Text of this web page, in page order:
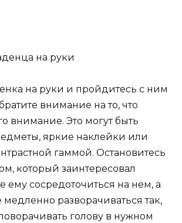
на руки
на руки и пройдитесь с ним
внимание на то, что
внимание. Это могут быть
яркие наклейки или
гаммой. Остановитесь
который заинтересовал
ему сосредоточиться на нем, а
медленно разворачиваться так,
голову в нужном